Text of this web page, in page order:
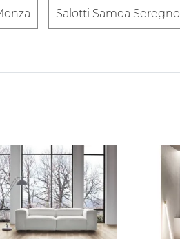
Salotti Samoa Seregno